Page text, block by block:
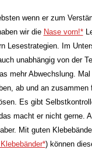
wenn er zum
wir die Nase vorn!*
Lesestrategien. Im
unabhängig von der
mehr Abwechslung.
ab und an zusammen
Es gibt
macht er nicht gerne.
Mit guten
) können